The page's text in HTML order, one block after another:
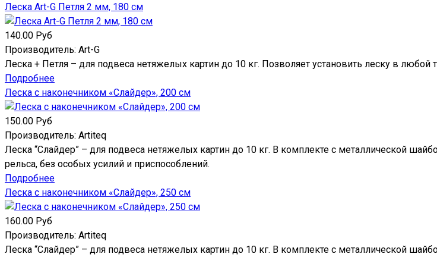
Леска Art-G Петля 2 мм, 180 см
140.00 Руб
Производитель: Art-G
Леска + Петля – для подвеса нетяжелых картин до 10 кг. Позволяет установить леску в любой
Подробнее
Леска с наконечником «Слайдер», 200 см
150.00 Руб
Производитель: Artiteq
Леска “Слайдер” – для подвеса нетяжелых картин до 10 кг. В комплекте с металлической
рельса, без особых усилий и приспособлений.
Подробнее
Леска с наконечником «Слайдер», 250 см
160.00 Руб
Производитель: Artiteq
Леска “Слайдер” – для подвеса нетяжелых картин до 10 кг. В комплекте с металлической